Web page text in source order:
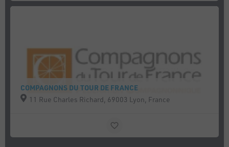
COMPAGNONS DU TOUR DE FRANCE
11 Rue Charles Richard, 69003 Lyon, France